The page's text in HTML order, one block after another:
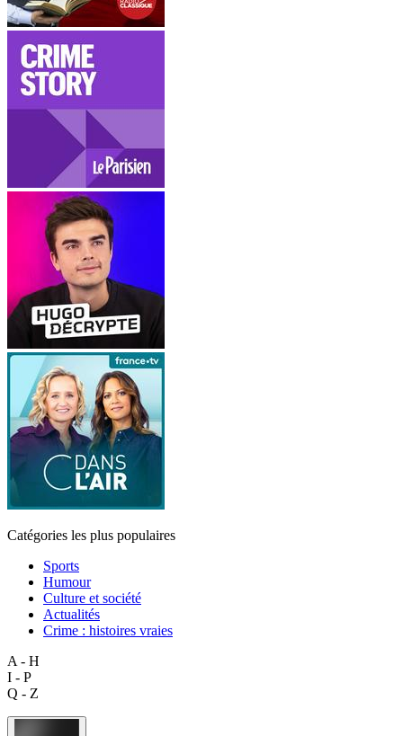
Catégories les plus populaires
Sports
Humour
Culture et société
Actualités
Crime : histoires vraies
A - H
I - P
Q - Z